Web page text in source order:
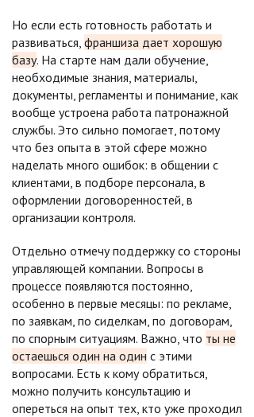
Но если есть готовность работать и
развиваться, франшиза дает хорошую
базу. На старте нам дали обучение,
необходимые знания, материалы,
документы, регламенты и понимание, как
вообще устроена работа патронажной
службы. Это сильно помогает, потому
что без опыта в этой сфере можно
наделать много ошибок: в общении с
клиентами, в подборе персонала, в
оформлении договоренностей, в
организации контроля.
Отдельно отмечу поддержку со стороны
управляющей компании. Вопросы в
процессе появляются постоянно,
особенно в первые месяцы: по рекламе,
по заявкам, по сиделкам, по договорам,
по спорным ситуациям. Важно, что ты не
остаешься один на один с этими
вопросами. Есть к кому обратиться,
можно получить консультацию и
опереться на опыт тех, кто уже проходил